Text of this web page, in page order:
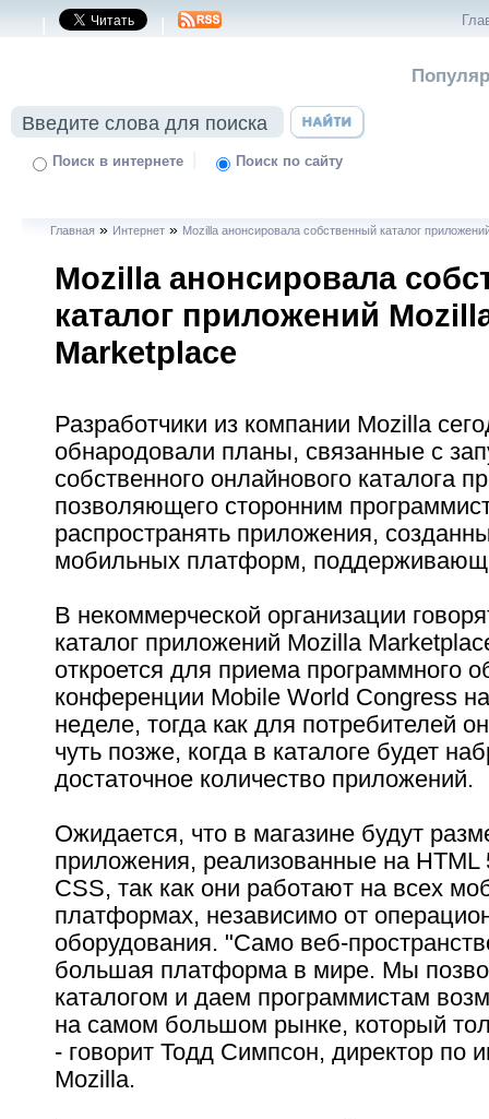
| |
Поиск в интернете | Поиск по сайту
Главная » Интернет » Mozilla анонсировала собственный каталог
Mozilla анонсировала
каталог приложений
Marketplace
Разработчики из компании Mozilla
обнародовали планы, связанные с
собственного онлайнового каталога
позволяющего сторонним
распространять приложения,
мобильных платформ,
В некоммерческой организации
каталог приложений Mozilla
откроется для приема программного
конференции Mobile World Congress
неделе, тогда как для потребителей
чуть позже, когда в каталоге будет
достаточное количество приложений.
Ожидается, что в магазине будут
приложения, реализованные на HTML
CSS, так как они работают на всех
платформах, независимо от
оборудования. "Само веб-
большая платформа в мире. Мы
каталогом и даем программистам
на самом большом рынке, который
- говорит Тодд Симпсон, директор по
Mozilla.